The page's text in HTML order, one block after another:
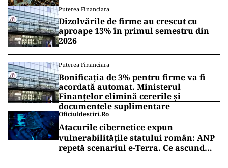
Puterea Financiara
Dizolvările de firme au crescut cu
aproape 13% în primul semestru din
2026
Puterea Financiara
Bonificația de 3% pentru firme va fi
acordată automat. Ministerul
Finanțelor elimină cererile și
documentele suplimentare
Oficiuldestiri.ro
Atacurile cibernetice expun
vulnerabilitățile statului român: ANP
repetă scenariul e‑Terra. Ce ascund